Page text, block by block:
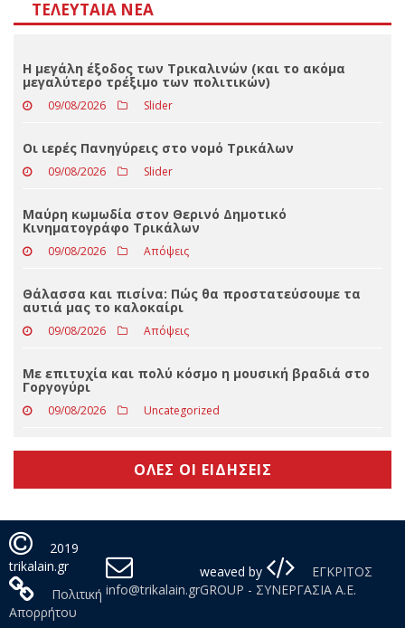
ΤΕΛΕΥΤΑΊΑ ΝΈΑ
Η μεγάλη έξοδος των Τρικαλινών (και το ακόμα
μεγαλύτερο τρέξιμο των πολιτικών)
Οι ιερές Πανηγύρεις στο νομό Τρικάλων
09/08/2026 Slider
Μαύρη κωμωδία στον Θερινό Δημοτικό
Κινηματογράφο Τρικάλων
09/08/2026 Απόψεις
Θάλασσα και πισίνα: Πώς θα προστατεύσουμε τα
αυτιά μας το καλοκαίρι
09/08/2026 Απόψεις
Με επιτυχία και πολύ κόσμο η μουσική βραδιά στο
09/08/2026 Uncategorized